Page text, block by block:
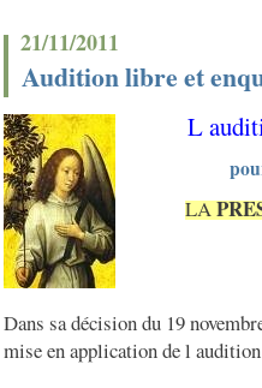
21/11/2011
Audition libre et
L
LA
Dans sa décision du 19
mise en application de l